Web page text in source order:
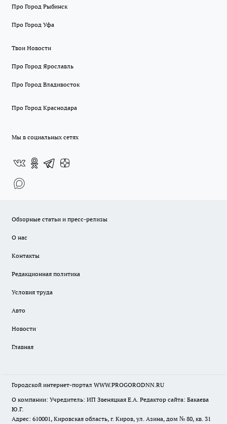
Про Город Рыбинск
Про Город Уфа
Твои Новости
Про Город Ярославль
Про Город Владивосток
Про Город Краснодара
Мы в социальных сетях
Обзорные статьи и пресс-релизы
О нас
Контакты
Редакционная политика
Условия труда
Авто
Новости
Главная
Городской интернет-портал WWW.PROGORODNN.RU
О компании: Учредитель: ИП Звеняцкая Е.А. Редактор сайта: Бакаева
Ю.Г.
Адрес: 610001, Кировская область, г. Киров, ул. Азина, дом № 80, кв. 31